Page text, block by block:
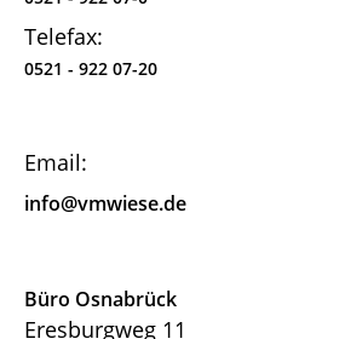
Telefax:
0521 - 922 07-20
Email:
info@vmwiese.de
Büro Osnabrück
Eresburgweg 11